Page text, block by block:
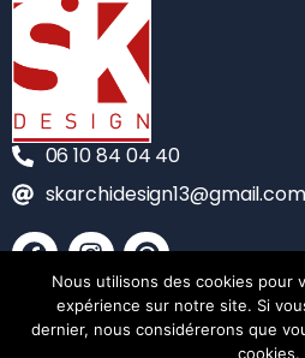
06 10 84 04 40
skarchidesign13@gmail.com
CONTACT
MENTIONS LÉGALES
Nous utilisons des cookies pour
expérience sur notre site. Si
dernier, nous considérerons que
cookies.